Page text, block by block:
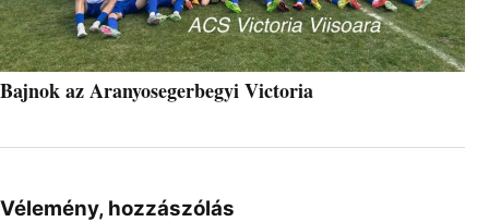
Bajnok az Aranyosegerbegyi Victoria
Vélemény, hozzászólás